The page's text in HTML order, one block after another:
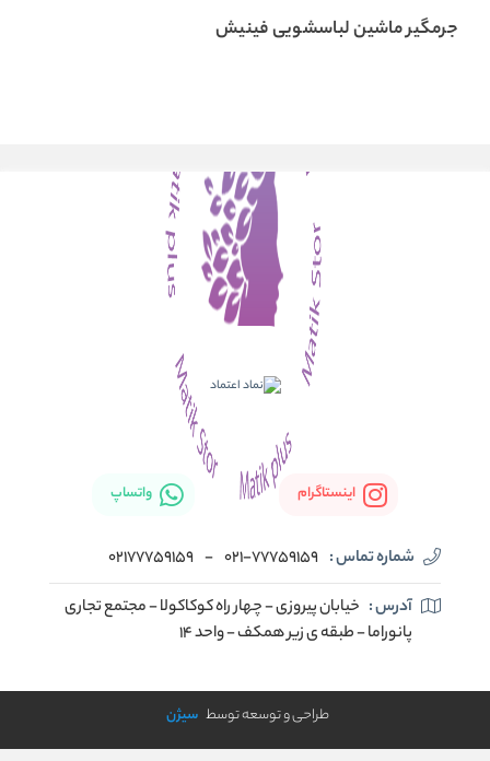
جرمگیر ماشین لباسشویی فینیش
اینستاگرام واتساپ
شماره تماس : 021-77759159
-
02177759159
آدرس : خیابان پیروزی - چهار راه کوکاکولا - مجتمع تجاری
پانوراما - طبقه ی زیر همکف - واحد 14
طراحی و توسعه توسط سیژن